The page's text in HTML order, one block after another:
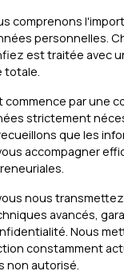
comprenons
personnelles.
est traitée avec
totale.
commence par une
strictement
que les
accompagner
nous
avancés,
Nous
constamment
non autorisé.